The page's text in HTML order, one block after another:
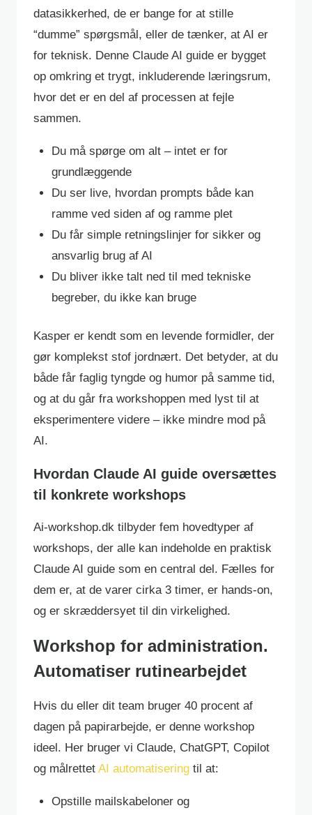
datasikkerhed, de er bange for at stille
“dumme” spørgsmål, eller de tænker, at AI er
for teknisk. Denne Claude AI guide er bygget
op omkring et trygt, inkluderende læringsrum,
hvor det er en del af processen at fejle
sammen.
Du må spørge om alt – intet er for
grundlæggende
Du ser live, hvordan prompts både kan
ramme ved siden af og ramme plet
Du får simple retningslinjer for sikker og
ansvarlig brug af AI
Du bliver ikke talt ned til med tekniske
begreber, du ikke kan bruge
Kasper er kendt som en levende formidler, der
gør komplekst stof jordnært. Det betyder, at du
både får faglig tyngde og humor på samme tid,
og at du går fra workshoppen med lyst til at
eksperimentere videre – ikke mindre mod på
AI.
Hvordan Claude AI guide oversættes
til konkrete workshops
Ai-workshop.dk tilbyder fem hovedtyper af
workshops, der alle kan indeholde en praktisk
Claude AI guide som en central del. Fælles for
dem er, at de varer cirka 3 timer, er hands-on,
og er skræddersyet til din virkelighed.
Workshop for administration.
Automatiser rutinearbejdet
Hvis du eller dit team bruger 40 procent af
dagen på papirarbejde, er denne workshop
ideel. Her bruger vi Claude, ChatGPT, Copilot
og målrettet AI automatisering til at:
Opstille mailskabeloner og